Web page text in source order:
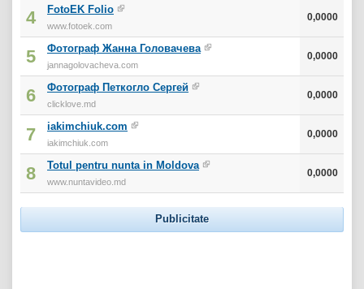
4 FotoEK Folio
www.fotoek.com
0,0000
5 Фотограф Жанна Головачева
jannagolovacheva.com
0,0000
6 Фотограф Петкогло Сергей
clicklove.md
0,0000
7 iakimchiuk.com
iakimchiuk.com
0,0000
8 Totul pentru nunta in Moldova
www.nuntavideo.md
0,0000
Publicitate